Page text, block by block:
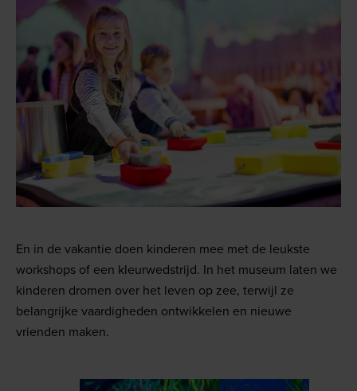
En in de vakantie doen kinderen mee met de leukste
workshops of een kleurwedstrijd. In het museum laten we
kinderen dromen over het leven op zee, terwijl ze
belangrijke vaardigheden ontwikkelen en nieuwe
vrienden maken.